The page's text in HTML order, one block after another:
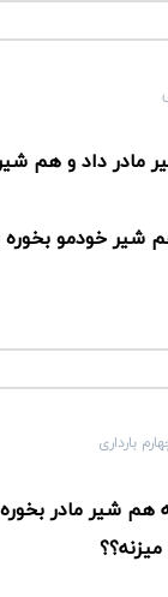
مادر داد و هم
شیر خودمو
بارداری
شیر مادر